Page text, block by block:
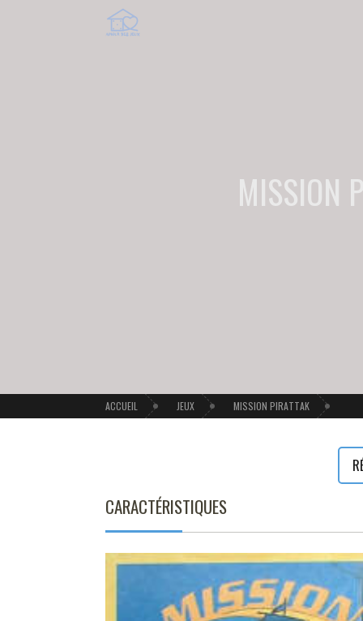
MISSION
ACCUEIL JEUX MISSION PIRATTAK
CARACTÉRISTIQUES